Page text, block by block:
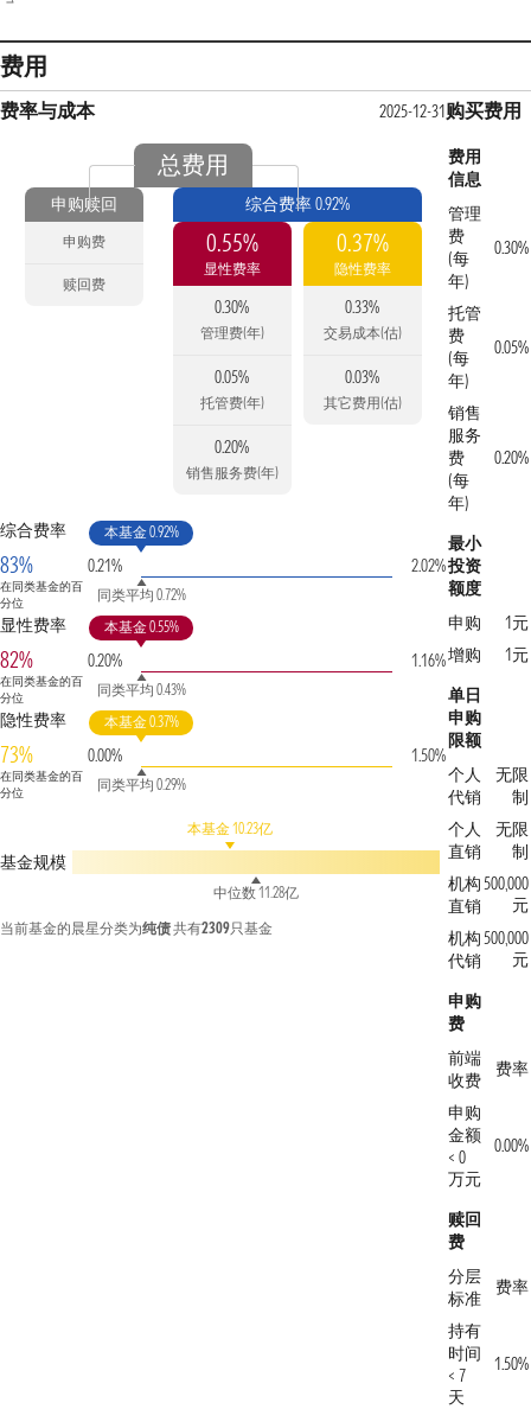
费用
费率与成本 2025-12-31
总费用
申购赎回
申购费
赎回费
综合费率 0.92%
0.55%
显性费率
0.30%
管理费(年)
0.05%
托管费(年)
0.20%
销售服务费(年)
0.37%
隐性费率
0.33%
交易成本(估)
0.03%
其它费用(估)
综合费率
83%
在同类基金的百
分位
0.21%
本基金 0.92%
同类平均 0.72%
2.02%
显性费率
82%
在同类基金的百
分位
0.20%
本基金 0.55%
同类平均 0.43%
1.16%
隐性费率
73%
在同类基金的百
分位
0.00%
本基金 0.37%
同类平均 0.29%
1.50%
基金规模
本基金 10.23亿
中位数 11.28亿
当前基金的晨星分类为纯债共有2309只基金
购买费用
费用
信息
管理
费
(每
年)
0.30%
托管
费
(每
年)
0.05%
销售
服务
费
(每
年)
0.20%
最小
投资
额度
申购
1元
增购
1元
单日
申购
限额
个人
代销
无限
制
个人
直销
无限
制
机构
直销
500,000
元
机构
代销
500,000
元
申购
费
前端
收费
费率
申购
金额
< 0
万元
0.00%
赎回
费
分层
标准
费率
持有
时间
< 7
天
1.50%